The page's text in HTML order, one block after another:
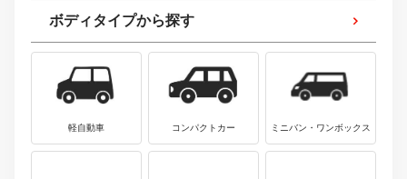
ボディタイプから探す
軽自動車 コンパクトカー ミニバン・ワンボックス